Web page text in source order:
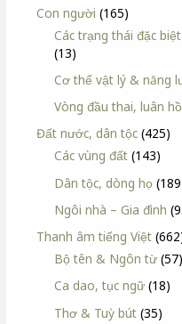
Con người (165)
Các trạng thái đặc
(13)
Cơ thể vật lý & năng
Vòng đầu thai, luân
Đất nước, dân tộc (425)
Các vùng đất (143)
Dân tộc, dòng họ
Ngôi nhà – Gia đình
Thanh âm tiếng Việt
Bộ tên & Ngôn từ (57)
Ca dao, tục ngữ (18)
Thơ & Tuỳ bút (35)